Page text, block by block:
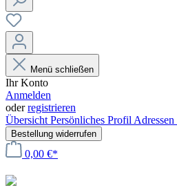
Menü schließen
Ihr Konto
Anmelden
oderregistrieren
Übersicht Persönliches Profil Adressen
Bestellung widerrufen
0,00 €*